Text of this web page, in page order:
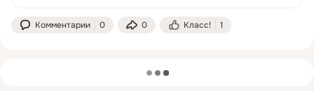
Комментарии 0 0 Класс! 1